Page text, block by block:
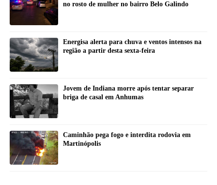
no rosto de mulher no bairro Belo Galindo
Energisa alerta para chuva e ventos intensos na
região a partir desta sexta-feira
Jovem de Indiana morre após tentar separar
briga de casal em Anhumas
Caminhão pega fogo e interdita rodovia em
Martinópolis